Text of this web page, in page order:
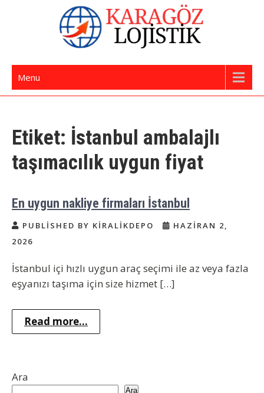
İstanbul Evden Eve Nakliye | İstanbul
Nakliyat
Menu
Etiket: İstanbul ambalajlı
taşımacılık uygun fiyat
En uygun nakliye firmaları İstanbul
PUBLISHED BY KIRALIKDEPO
HAZIRAN 2,
2026
İstanbul içi hızlı uygun araç seçimi ile az veya fazla
eşyanızı taşıma için size hizmet […]
Read more...
Ara
Ara